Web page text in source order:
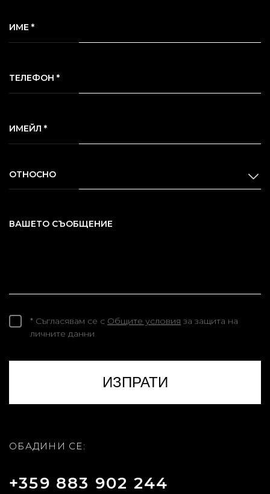
ИМЕ *
ТЕЛЕФОН *
ИМЕЙЛ *
ОТНОСНО
ВАШЕТО СЪОБЩЕНИЕ
* Съгласявам се с Общите условия за защита на
личните данни
ОБАДИНИ СЕ:
+359 883 902 244